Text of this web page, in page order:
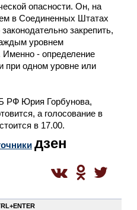
опасности. Он, на
в Соединенных Штатах
закрепить,
уровнем
Именно - определение
при одном уровне или
РФ Юрия Горбунова,
а голосование в
в 17.00.
дзен